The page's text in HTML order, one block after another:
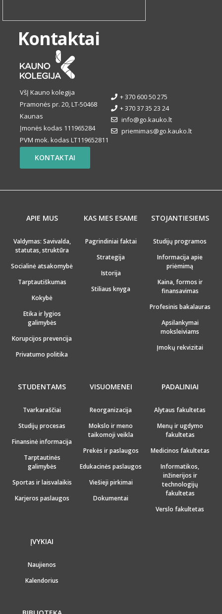
Kontaktai
VšĮ Kauno kolegija
Pramonės pr. 20, LT-50468
Kaunas
Įmonės kodas 111965284
PVM mok. kodas LT119652811
+ 370 600 50 275
+ 370 37 35 23 24
info@go.kauko.lt
priemimas@go.kauko.lt
KONTAKTAI
APIE MUS
Valdymas: Savivalda,
statutas, struktūra
Socialinė atsakomybė
Tarptautiškumas
Kokybė
Etika ir lygios
galimybės
Korupcijos prevencija
Privatumo politika
KAS MES ESAME
Pagrindiniai faktai
Strategija
Istorija
Stiliaus knyga
STOJANTIESIEMS
Studijų programos
Informacija apie
priėmimą
Kaina, formos ir
finansavimas
Profesinis bakalauras
Apsilankymai
moksleiviams
Įmokų rekvizitai
STUDENTAMS
Tvarkaraščiai
Studijų procesas
Finansinė informacija
Tarptautinės
galimybės
Sportas ir laisvalaikis
Karjeros paslaugos
VISUOMENEI
Reorganizacija
Mokslo ir meno
taikomoji veikla
Prekės ir paslaugos
Edukacinės paslaugos
Viešieji pirkimai
Dokumentai
PADALINIAI
Alytaus fakultetas
Menų ir ugdymo
fakultetas
Medicinos fakultetas
Informatikos,
inžinerijos ir
technologijų
fakultetas
Verslo fakultetas
ĮVYKIAI
Naujienos
Kalendorius